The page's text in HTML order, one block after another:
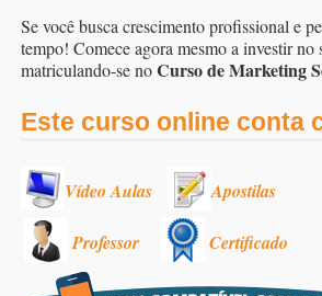
Se você busca crescimento profissional e
tempo! Comece agora mesmo a investir no
matriculando-se noCurso de Marketing
Este curso online conta
Vídeo Aulas Apostilas
Professor Certificado